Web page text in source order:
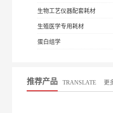
生物工艺仪器配套耗材
生殖医学专用耗材
蛋白组学
推荐产品 TRANSLATE 更